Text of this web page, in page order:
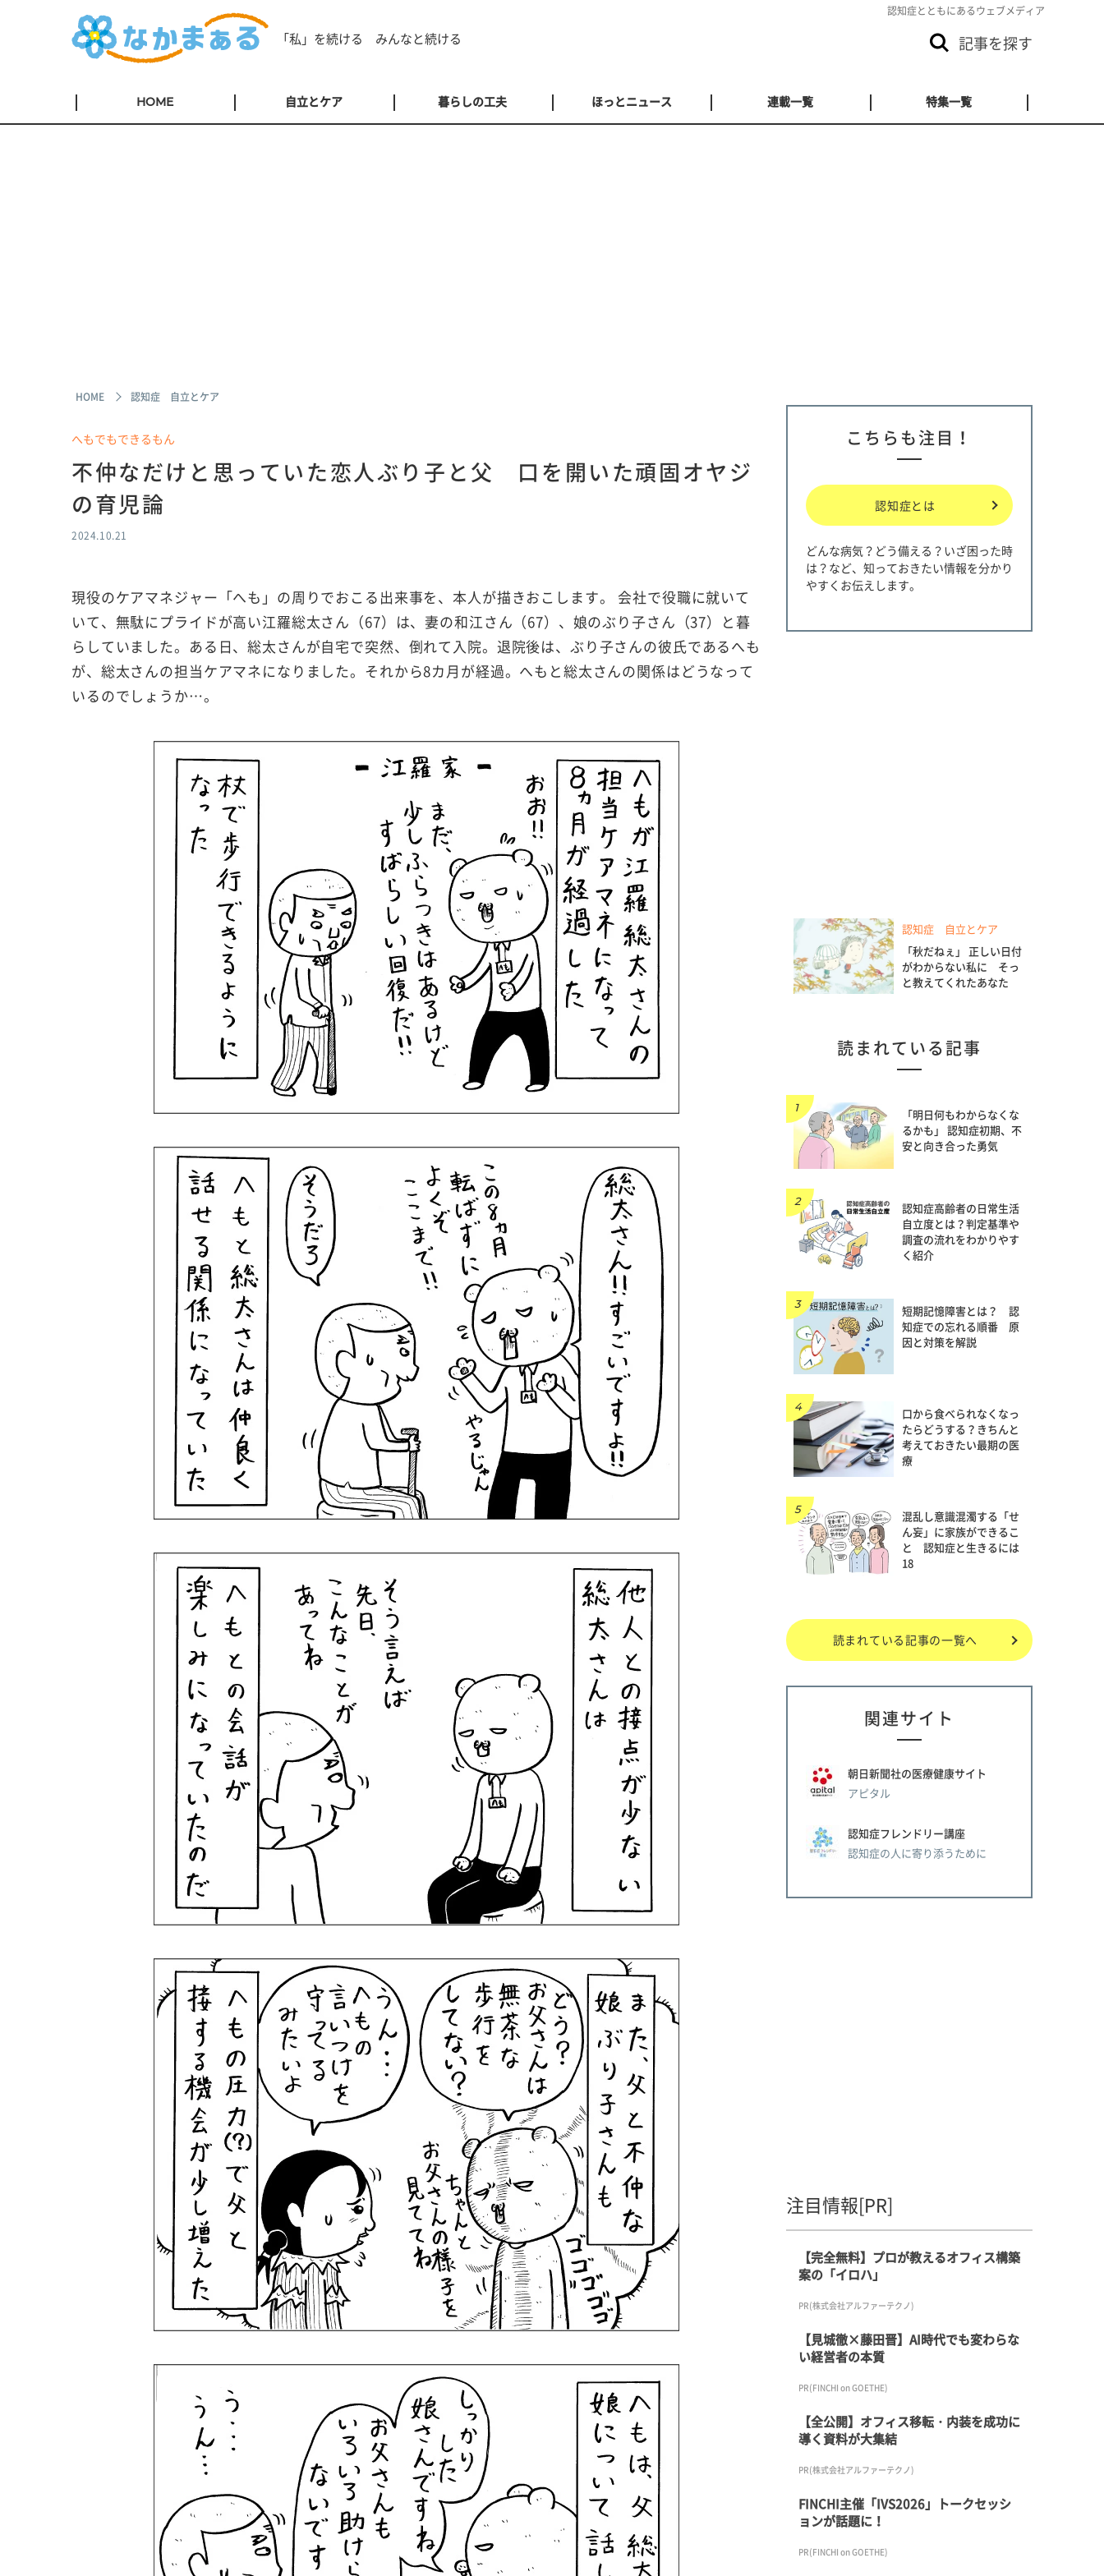
認知症とともにあるウェブメディア
「私」を続ける みんなと続ける 記事を探す
HOME 自立とケア 暮らしの工夫 ほっとニュース 連載一覧 特集一覧
HOME 認知症 自立とケア
へもでもできるもん
不仲なだけと思っていた恋人ぶり子と父 口を開いた頑固オヤジ
の育児論
2024.10.21
現役のケアマネジャー「へも」の周りでおこる出来事を、本人が描きおこします。 会社で役職に就いて
いて、無駄にプライドが高い江羅総太さん（67）は、妻の和江さん（67）、娘のぶり子さん（37）と暮
らしていました。ある日、総太さんが自宅で突然、倒れて入院。退院後は、ぶり子さんの彼氏であるへも
が、総太さんの担当ケアマネになりました。それから8カ月が経過。へもと総太さんの関係はどうなって
いるのでしょうか…。
こちらも注目！
認知症とは
どんな病気？どう備える？いざ困った時
は？など、知っておきたい情報を分かり
やすくお伝えします。
認知症 自立とケア
「秋だねぇ」 正しい日付
がわからない私に そっ
と教えてくれたあなた
読まれている記事
「明日何もわからなくな
るかも」 認知症初期、不
安と向き合った勇気
認知症高齢者の日常生活
自立度とは？判定基準や
調査の流れをわかりやす
く紹介
短期記憶障害とは？ 認
知症での忘れる順番 原
因と対策を解説
口から食べられなくなっ
たらどうする？きちんと
考えておきたい最期の医
療
混乱し意識混濁する「せ
ん妄」に家族ができるこ
と 認知症と生きるには
18
読まれている記事の一覧へ
関連サイト
朝日新聞社の医療健康サイト
アピタル
認知症フレンドリー講座
認知症の人に寄り添うために
注目情報[PR]
【完全無料】プロが教えるオフィス構築
案の「イロハ」
PR(株式会社アルファーテクノ)
【見城徹×藤田晋】AI時代でも変わらな
い経営者の本質
PR(FINCHI on GOETHE)
【全公開】オフィス移転・内装を成功に
導く資料が大集結
PR(株式会社アルファーテクノ)
FINCHI主催「IVS2026」トークセッシ
ョンが話題に！
PR(FINCHI on GOETHE)